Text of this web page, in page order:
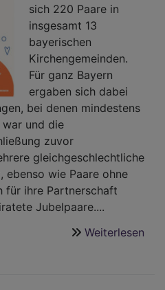
sich 220 Paare in
insgesamt 13
bayerischen
Kirchengemeinden.
Für ganz Bayern
ergaben sich dabei
bei denen mindestens
war und die
zuvor
gleichgeschlechtliche
ebenso wie Paare ohne
für ihre Partnerschaft
Jubelpaare....
Weiterlesen